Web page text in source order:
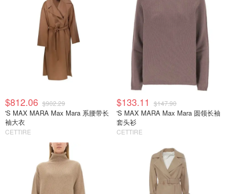
$812.06 $902.29
'S MAX MARA Max Mara 系腰带长
袖大衣
CETTIRE
$133.11 $147.90
'S MAX MARA Max Mara 圆领长袖
套头衫
CETTIRE